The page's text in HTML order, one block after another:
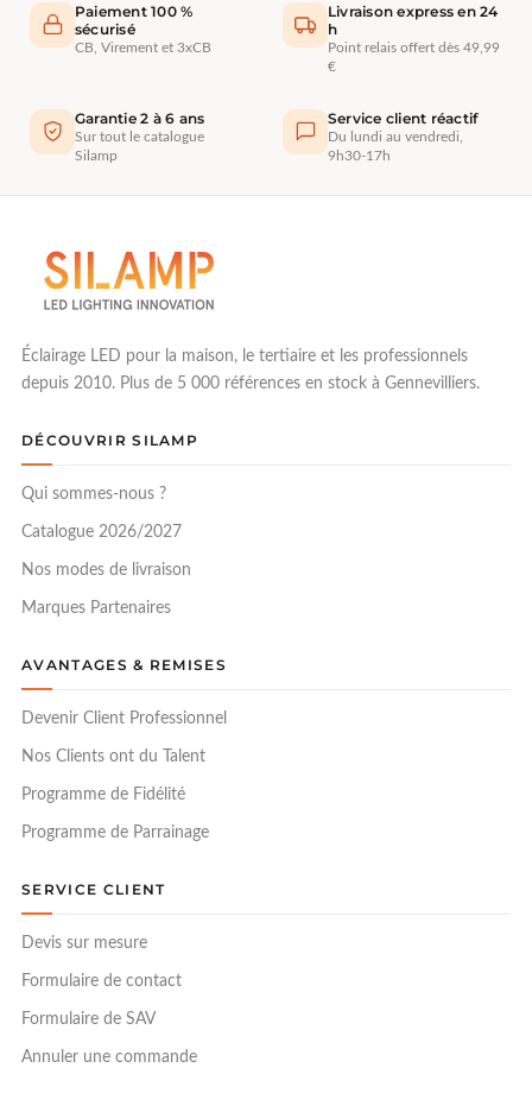
Paiement 100 %
sécurisé
CB, Virement et 3xCB
Livraison express en 24
h
Point relais offert dès 49,99
€
Garantie 2 à 6 ans
Sur tout le catalogue
Silamp
Service client réactif
Du lundi au vendredi,
9h30-17h
Éclairage LED pour la maison, le tertiaire et les professionnels
depuis 2010. Plus de 5 000 références en stock à Gennevilliers.
DÉCOUVRIR SILAMP
Qui sommes-nous ?
Catalogue 2026/2027
Nos modes de livraison
Marques Partenaires
AVANTAGES & REMISES
Devenir Client Professionnel
Nos Clients ont du Talent
Programme de Fidélité
Programme de Parrainage
SERVICE CLIENT
Devis sur mesure
Formulaire de contact
Formulaire de SAV
Annuler une commande